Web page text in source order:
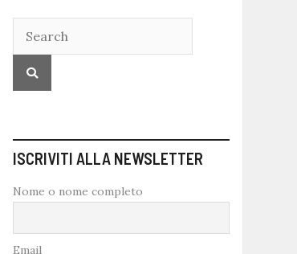
ISCRIVITI ALLA NEWSLETTER
Nome o nome completo
Email